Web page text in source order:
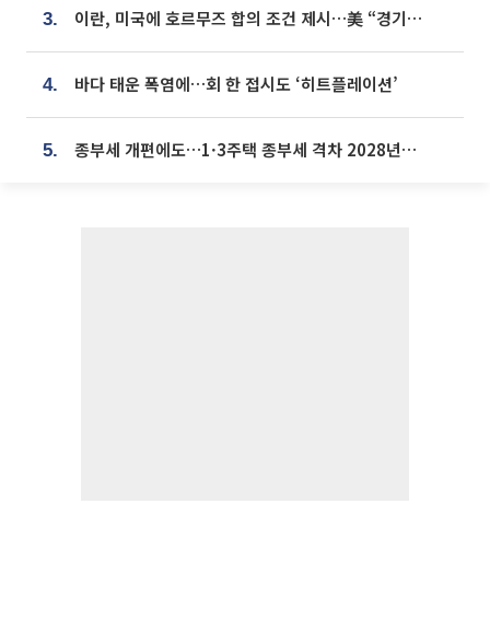
3. 이란, 미국에 호르무즈 합의 조건 제시…美 “경기 아직 안 끝나” [종합]
4. 바다 태운 폭염에…회 한 접시도 ‘히트플레이션’
5. 종부세 개편에도…1·3주택 종부세 격차 2028년부터 확대